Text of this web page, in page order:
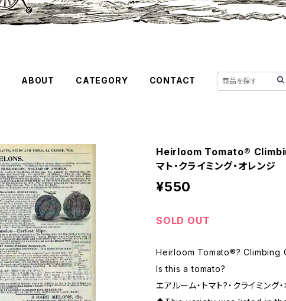
ABOUT CATEGORY CONTACT
Heirloom Tomato®
マト・クライミング・オレンジ
¥550
SOLD OUT
Heirloom Tomato®? Climbing
Is this a tomato?
エアルーム・トマト?・クライミング